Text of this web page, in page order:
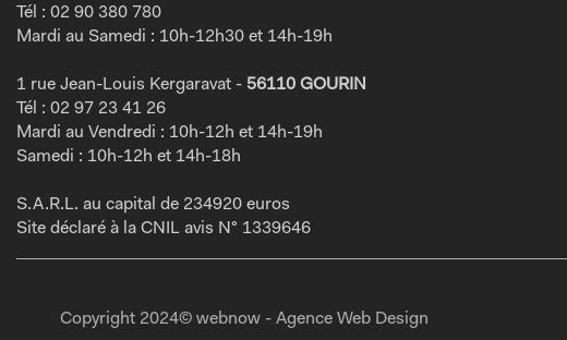
Tél : 02 90 380 780
Mardi au Samedi : 10h-12h30 et 14h-19h
1 rue Jean-Louis Kergaravat - 56110 GOURIN
Tél : 02 97 23 41 26
Mardi au Vendredi : 10h-12h et 14h-19h
Samedi : 10h-12h et 14h-18h
S.A.R.L. au capital de 234920 euros
Site déclaré à la CNIL avis N° 1339646
Copyright 2024© webnow - Agence Web Design